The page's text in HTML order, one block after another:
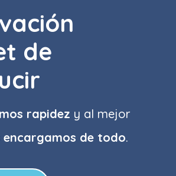
de
rapidez y al mejor
encargamos de todo.